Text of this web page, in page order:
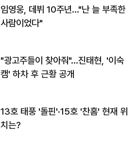
임영웅, 데뷔 10주년…"난 늘 부족한
사람이었다"
"광고주들이 찾아줘"…진태현, '이숙
캠' 하차 후 근황 공개
13호 태풍 '돌핀'·15호 '찬홈' 현재 위
치는?